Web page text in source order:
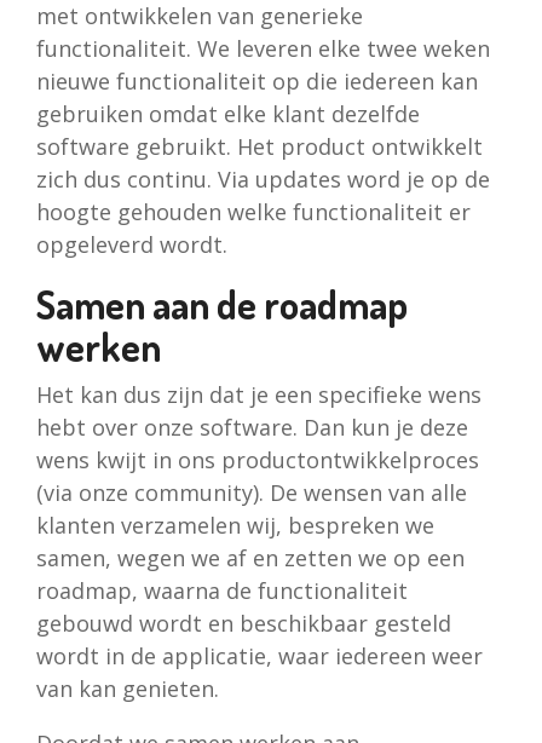
met ontwikkelen van generieke
functionaliteit. We leveren elke twee weken
nieuwe functionaliteit op die iedereen kan
gebruiken omdat elke klant dezelfde
software gebruikt. Het product ontwikkelt
zich dus continu. Via updates word je op de
hoogte gehouden welke functionaliteit er
opgeleverd wordt.
Samen aan de roadmap
werken
Het kan dus zijn dat je een specifieke wens
hebt over onze software. Dan kun je deze
wens kwijt in ons productontwikkelproces
(via onze community). De wensen van alle
klanten verzamelen wij, bespreken we
samen, wegen we af en zetten we op een
roadmap, waarna de functionaliteit
gebouwd wordt en beschikbaar gesteld
wordt in de applicatie, waar iedereen weer
van kan genieten.